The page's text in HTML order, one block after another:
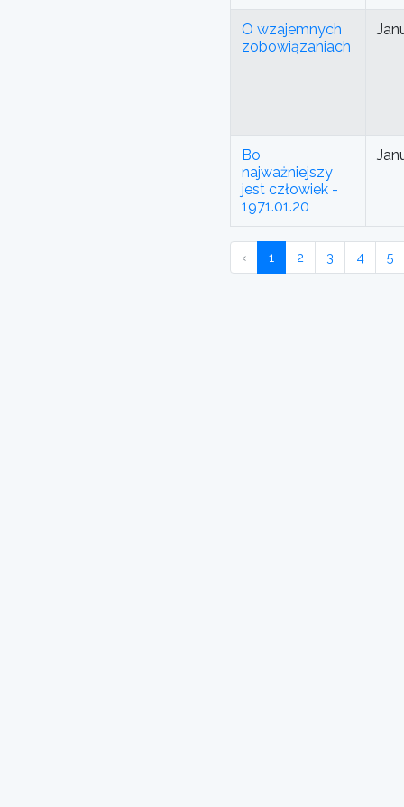
O wzajemnych
zobowiązaniach
Bo
najważniejszy
jest człowiek -
1971.01.20
‹ 1 2 3 4 5